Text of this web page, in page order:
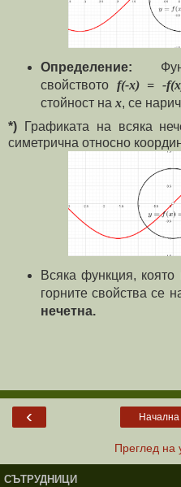
Определение:
свойството f(-x) = -
стойност на x, се
*)
Графиката на всяка
симетрична относно
Всяка функция,
горните свойства се
нечетна.
‹ Начална
Преглед на
СЪТРУДНИЦИ